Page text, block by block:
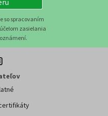
so spracovaním
zasielania